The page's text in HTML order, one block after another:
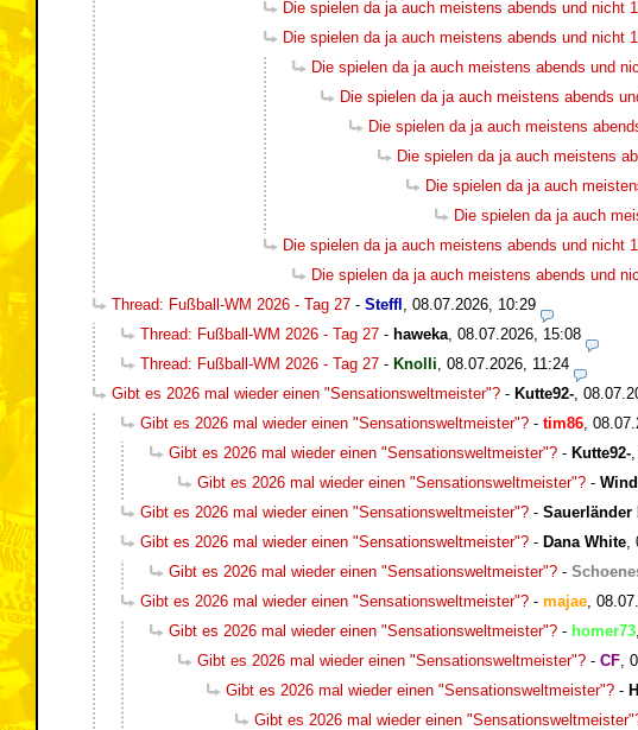
Die spielen da ja auch meistens abends und nicht
Die spielen da ja auch meistens abends und nicht
Die spielen da ja auch meistens abends und
Die spielen da ja auch meistens abends
Die spielen da ja auch meistens
Die spielen da ja auch meistens
Die spielen da ja auch
Die spielen da ja auch
Die spielen da ja auch meistens abends und nicht
Die spielen da ja auch meistens abends und
Thread: Fußball-WM 2026 - Tag 27 - Steffl 08.07.2026, 10:29
Thread: Fußball-WM 2026 - Tag 27 - haweka 08.07.2026, 15:08
Thread: Fußball-WM 2026 - Tag 27 - Knolli 08.07.2026, 11:24
Gibt es 2026 mal wieder einen "Sensationsweltmeister"? - Kutte92-
Gibt es 2026 mal wieder einen "Sensationsweltmeister"? - tim86
Gibt es 2026 mal wieder einen "Sensationsweltmeister"? - Kutte92-
Gibt es 2026 mal wieder einen "Sensationsweltmeister"? -
Gibt es 2026 mal wieder einen "Sensationsweltmeister"? -
Gibt es 2026 mal wieder einen "Sensationsweltmeister"? - Dana White
Gibt es 2026 mal wieder einen "Sensationsweltmeister"? -
Gibt es 2026 mal wieder einen "Sensationsweltmeister"? - majae
Gibt es 2026 mal wieder einen "Sensationsweltmeister"? - homer73
Gibt es 2026 mal wieder einen "Sensationsweltmeister"? - CF
Gibt es 2026 mal wieder einen "Sensationsweltmeister"? -
Gibt es 2026 mal wieder einen